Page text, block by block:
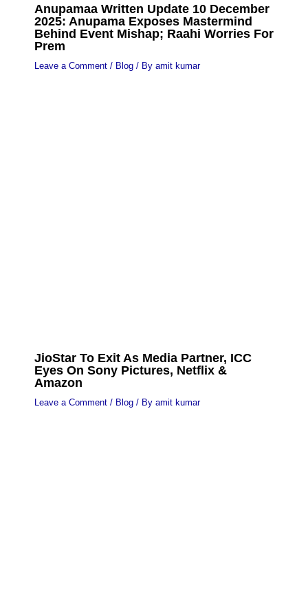
Anupamaa Written Update 10 December
2025: Anupama Exposes Mastermind
Behind Event Mishap; Raahi Worries For
Prem
Leave a Comment / Blog/ By amit kumar
JioStar To Exit As Media Partner, ICC
Eyes On Sony Pictures, Netflix &
Amazon
Leave a Comment / Blog/ By amit kumar